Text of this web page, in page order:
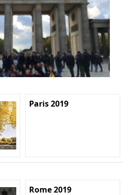
Paris 2019
Rome 2019